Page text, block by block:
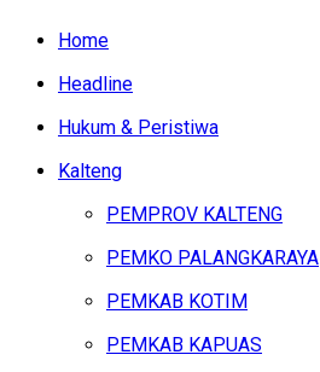
Home
Headline
Hukum & Peristiwa
Kalteng
PEMPROV KALTENG
PEMKO PALANGKARAYA
PEMKAB KOTIM
PEMKAB KAPUAS